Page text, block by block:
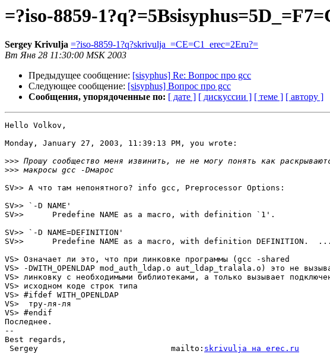
=?iso-8859-
Sergey Krivulja =?iso-8859-1?q?skrivulja_=CE=C1_erec=2Eru?=
Вт Янв 28 11:30:00 MSK 2003
Предыдущее сообщение: [sisyphus] Re: Вопрос про gcc
Следующее сообщение: [sisyphus] Вопрос про gcc
Сообщения, упорядоченные по: [ дате ] [ дискуссии ] [ теме ] [ автору ]
Hello Volkov,
Monday, January 27, 2003, 11:39:13 PM, you wrote:
>>>
>>>
SV>> А что там непонятного? info gcc, Preprocessor Options:
SV>> `-D NAME'
SV>>      Predefine NAME as a macro, with definition `1'.
SV>> `-D NAME=DEFINITION'
SV>>      Predefine NAME as a macro, with definition DEFINITION.  ...
VS> Означает ли это, что при линковке программы (gcc -shared
VS> -DWITH_OPENLDAP mod_auth_ldap.o aut_ldap_tralala.o) это не
VS> линковку с необходимыми библиотеками, а только вызывает
VS> исходном коде строк типа
VS> #ifdef WITH_OPENLDAP
VS>  тру-ля-ля
VS> #endif
Последнее.
--
Best regards,
Sergey                            mailto: skrivulja на erec.ru